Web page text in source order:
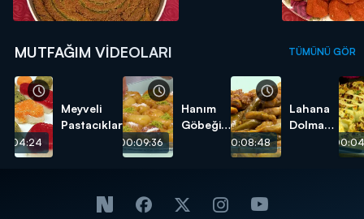
MUTFAĞIM VIDEOLARI TÜMÜNÜ GÖR
Meyveli
Pastacıklar
00:09:36
Hanım
Göbeği
00:08:48
Lahana
Dolması